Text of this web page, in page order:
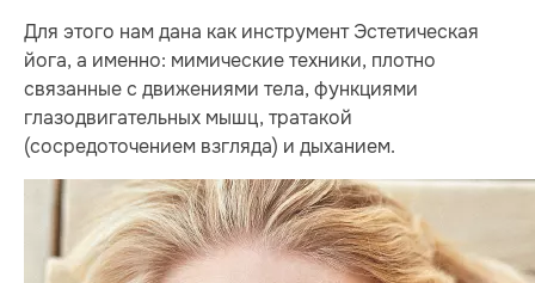
Для этого нам дана как инструмент Эстетическая
йога, а именно: мимические техники, плотно
связанные с движениями тела, функциями
глазодвигательных мышц, тратакой
(сосредоточением взгляда) и дыханием.